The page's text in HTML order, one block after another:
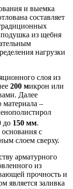
и выемка
составляет
подушка из щебня
нагрузки
слоя из
200 микрон или
Далее
материала –
до 150 мм.
с
слоем сверху.
арматурного
из
прочность и
является заливка